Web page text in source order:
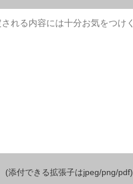
(添付できる拡張子はjpeg/png/pdf)